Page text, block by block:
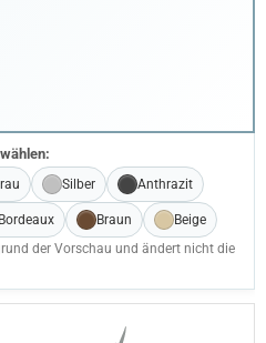
Silber Anthrazit
Bordeaux Braun
Beige
der Vorschau und ändert nicht die